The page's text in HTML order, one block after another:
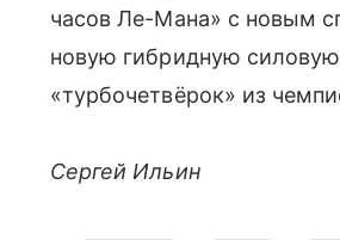
часов Ле-Мана» с новым
новую гибридную силовую
«турбочетвёрок» из
Сергей Ильин